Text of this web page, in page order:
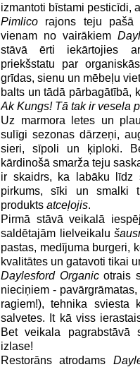
izmantoti bīstami pesticīdi,
Pimlico rajons teju pašā
vienam no vairākiem
stāvā ērti iekārtojies
priekšstatu par
grīdas, sienu un mēbeļu
balts un tādā pārbagātībā,
Ak Kungs! Tā tak ir vesela
Uz marmora letes un
sulīgi sezonas dārzeņi,
sieri, sīpoli un ķiploki.
kārdinošā smarža teju
ir skaidrs, ka labāku
pirkums, sīki un smalki
produkts atceļojis.
Pirmā stāvā veikalā
saldētajām lielveikalu
pastas, medījuma burgeri,
kvalitātes un gatavoti tikai
Daylesford Organic otrais
nieciņiem -
ragiem!), tehnika sviesta
salvetes. It kā viss
Bet veikala pagrabstāvā
izlase!
Restorāns atrodams